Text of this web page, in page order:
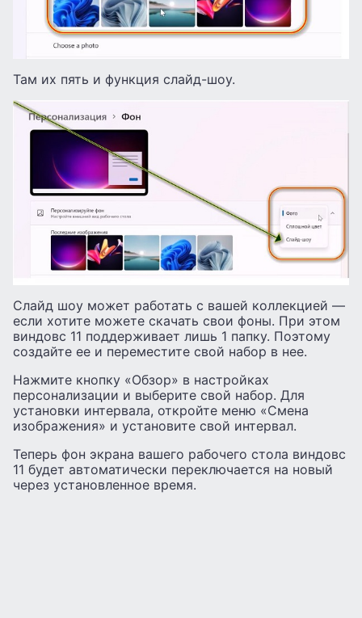
Там их пять и функция слайд-шоу.
Слайд шоу может работать с вашей коллекцией —
если хотите можете скачать свои фоны. При этом
виндовс 11 поддерживает лишь 1 папку. Поэтому
создайте ее и переместите свой набор в нее.
Нажмите кнопку «Обзор» в настройках
персонализации и выберите свой набор. Для
установки интервала, откройте меню «Смена
изображения» и установите свой интервал.
Теперь фон экрана вашего рабочего стола виндовс
11 будет автоматически переключается на новый
через установленное время.